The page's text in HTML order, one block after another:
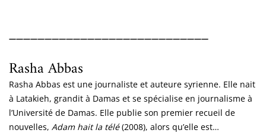
____________________________
Rasha Abbas
Rasha Abbas est une journaliste et auteure syrienne. Elle nait
à Latakieh, grandit à Damas et se spécialise en journalisme à
l’Université de Damas. Elle publie son premier recueil de
nouvelles, Adam hait la télé(2008), alors qu’elle est…